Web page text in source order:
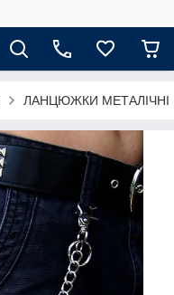
ЛАНЦЮЖКИ МЕТАЛІЧНІ